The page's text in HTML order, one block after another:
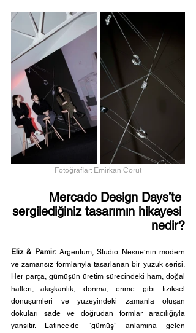
Fotoğraflar: Emirkan Cörüt
Mercado Design Days’te
sergilediğiniz tasarımın hikayesi
nedir?
Eliz & Pamir: Argentum, Studio Nesne’nin modern
ve zamansız formlarıyla tasarlanan bir yüzük serisi.
Her parça, gümüşün üretim sürecindeki ham, doğal
halleri; akışkanlık, donma, erime gibi fiziksel
dönüşümleri ve yüzeyindeki zamanla oluşan
dokuları sade ve doğrudan formlar aracılığıyla
yansıtır. Latince’de “gümüş” anlamına gelen